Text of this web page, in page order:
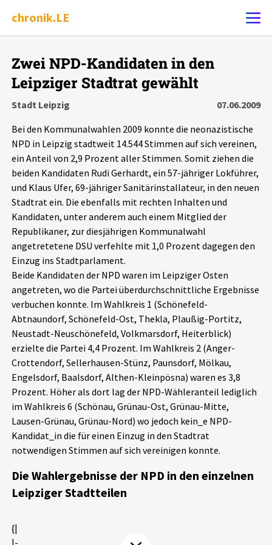
chronik.LE
Ereignis melden
Chronik
Dossiers
Leipziger Zustände
Schlaglichter
Phänomene
Aktuelles
Alle Beiträge
Veranstaltungen
Pressemitteilungen
Podcasts
Über uns
Projektbeschreibung
Kontakt
Unterstützer_innen
Spenden
chronik.LE in der Presse
Zwei NPD-Kandidaten in den
Leipziger Stadtrat gewählt
Stadt Leipzig
07.06.2009
Bei den Kommunalwahlen 2009 konnte die neonazistische
NPD in Leipzig stadtweit 14.544 Stimmen auf sich vereinen,
ein Anteil von 2,9 Prozent aller Stimmen. Somit ziehen die
beiden Kandidaten Rudi Gerhardt, ein 57-jähriger Lokführer,
und Klaus Ufer, 69-jähriger Sanitärinstallateur, in den neuen
Stadtrat ein. Die ebenfalls mit rechten Inhalten und
Kandidaten, unter anderem auch einem Mitglied der
Republikaner, zur diesjährigen Kommunalwahl
angetretetene DSU verfehlte mit 1,0 Prozent dagegen den
Einzug ins Stadtparlament.
Beide Kandidaten der NPD waren im Leipziger Osten
angetreten, wo die Partei überdurchschnittliche Ergebnisse
verbuchen konnte. Im Wahlkreis 1 (Schönefeld-
Abtnaundorf, Schönefeld-Ost, Thekla, Plaußig-Portitz,
Neustadt-Neuschönefeld, Volkmarsdorf, Heiterblick)
erzielte die Partei 4,4 Prozent. Im Wahlkreis 2 (Anger-
Crottendorf, Sellerhausen-Stünz, Paunsdorf, Mölkau,
Engelsdorf, Baalsdorf, Althen-Kleinpösna) waren es 3,8
Prozent. Höher als dort lag der NPD-Wähleranteil lediglich
im Wahlkreis 6 (Schönau, Grünau-Ost, Grünau-Mitte,
Lausen-Grünau, Grünau-Nord) wo jedoch kein_e NPD-
Kandidat_in die für einen Einzug in den Stadtrat
notwendigen Stimmen auf sich vereinigen konnte.
Die Wahlergebnisse der NPD in den einzelnen
Leipziger Stadtteilen
{|
|-
Alle Ereignisse
7502Ereignisse
Ereignisse
Exportieren ? Filter Erklärungen